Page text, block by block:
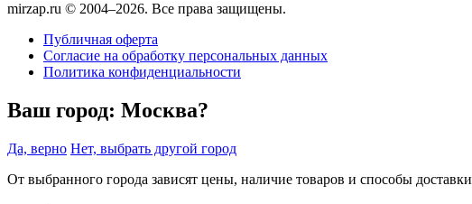
mirzap.ru © 2004–2026. Все права защищены.
Публичная оферта
Согласие на обработку персональных данных
Политика конфиденциальности
Ваш город: Москва?
Да, верно Нет, выбрать другой город
От выбранного города зависят цены, наличие товаров и способы доставки